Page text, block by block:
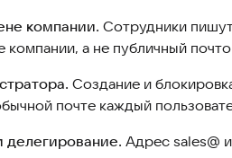
компании. Сотрудники
компании, а не публичный
Создание и
почте каждый
Адрес sales@